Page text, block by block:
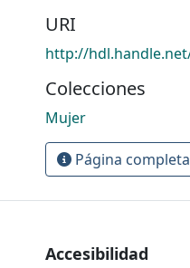
URI
http://
Colecciones
Mujer
Página
Accesibilidad